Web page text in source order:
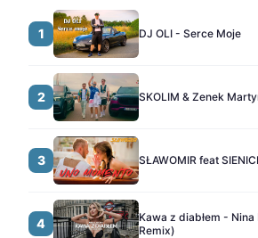
1 DJ OLI - Serce Moje
2 SKOLIM & Zenek
3 SŁAWOMIR feat
4
Kawa z diabłem -
Remix)